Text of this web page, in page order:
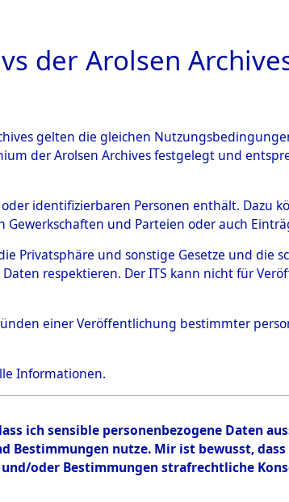
ÜBERSICHT BILD
ERB, KONRAD
der Arolsen
gelten die gleichen
der Arolsen Archives festgelegt und
identifizierbaren Personen enthält. Dazu
und Parteien oder auch
Privatsphäre und sonstige Gesetze und die
respektieren. Der ITS kann nicht für
einer Veröffentlichung bestimmter
Informationen.
ich sensible personenbezogene Daten
nutze. Mir ist bewusst, dass
und/oder Bestimmungen strafrechtliche